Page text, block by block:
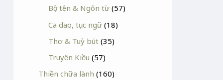
Bộ tên & Ngôn từ (57)
Ca dao, tục ngữ (18)
Thơ & Tuỳ bút (35)
Truyện Kiều (57)
Thiền chữa lành (160)